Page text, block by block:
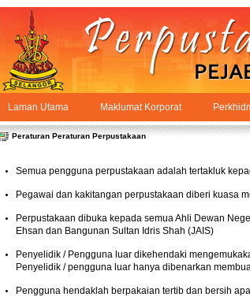
Skip to Content
PPSUKSEL
Peraturan
Laman Utama Maklumat Korporat
Peraturan Peraturan Perpustakaan
Semua pengguna perpustakaan adalah tertakluk
Pegawai dan kakitangan perpustakaan diberi kuasa
Perpustakaan dibuka kepada semua Ahli Dewan
Ehsan dan Bangunan Sultan Idris Shah (JAIS)
Penyelidik / Pengguna luar dikehendaki
Penyelidik / pengguna luar hanya dibenarkan
Pengguna hendaklah berpakaian tertib dan bersih